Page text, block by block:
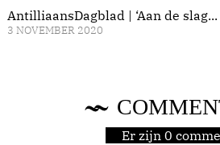
AntilliaansDagblad | ‘Aan de slag...
3 NOVEMBER 2020
Er zijn 0